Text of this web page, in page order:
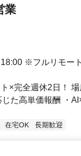
業
※フルリモー
×完全週休2日！
た高単価報酬 ・
在宅OK 長期歓迎